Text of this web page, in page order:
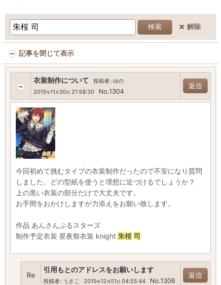
検索 解除
記事を閉じて表示
衣装制作について 投稿者: ゆの
2015年11 月 30日 21:58:30 No.1304
返信
今回初めて挑むタイプの衣装制作だったので不安になり質問
しました。どの型紙を使うと理想に近づけるでしょうか？
上の黒い衣装の部分だけで大丈夫です。
お手間をおかけしますが力添えをお願い致します。
作品 あんさんぶるスターズ
制作予定衣装 星夜祭衣装 knight 朱桜 司
Re
引用もとのアドレスをお願いします
投稿者: うさこ 2015年12 月01 日 04:55:44 No.1306
返信